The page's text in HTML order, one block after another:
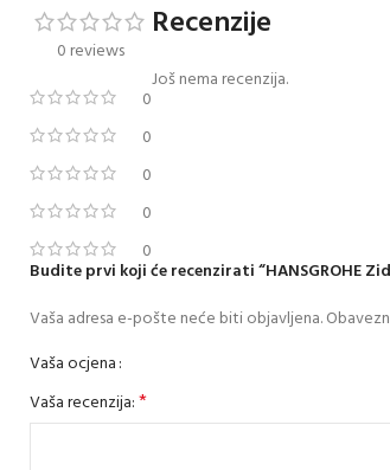
0 reviews
0
0
0
0
0
Recenzije
Još nema recenzija.
Budite prvi koji će recenzirati “HANSGROHE
Vaša adresa e-pošte neće biti objavljena.
Vaša ocjena
Vaša recenzija:*